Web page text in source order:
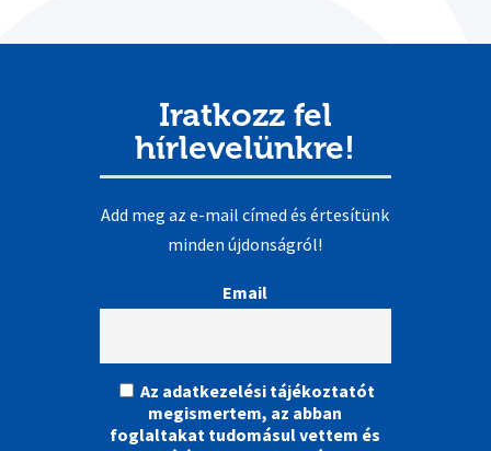
Iratkozz fel
hírlevelünkre!
Add meg az e-mail címed és értesítünk
minden újdonságról!
Email
Az adatkezelési tájékoztatót
megismertem, az abban
foglaltakat tudomásul vettem és